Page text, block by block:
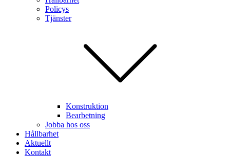
Policys
Tjänster
Konstruktion
Bearbetning
Jobba hos oss
Hållbarhet
Aktuellt
Kontakt